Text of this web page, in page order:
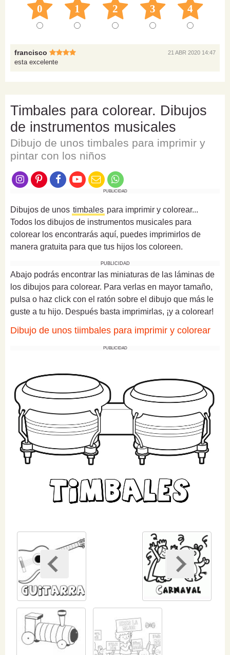
0 1 2 3 4
21 ABR 2020 14:47
francisco
esta excelente
Timbales para colorear. Dibujos
de instrumentos musicales
Dibujo de unos timbales para imprimir y
pintar con los niños
PUBLICIDAD
Dibujos de unos timbales para imprimir y colorear...
Todos los dibujos de instrumentos musicales para
colorear los encontrarás aquí, puedes imprimirlos de
manera gratuita para que tus hijos los coloreen.
PUBLICIDAD
Abajo podrás encontrar las miniaturas de las láminas de
los dibujos para colorear. Para verlas en mayor tamaño,
pulsa o haz click con el ratón sobre el dibujo que más le
guste a tu hijo. Después basta imprimirlas, ¡y a colorear!
Dibujo de unos tiimbales para imprimir y colorear
PUBLICIDAD